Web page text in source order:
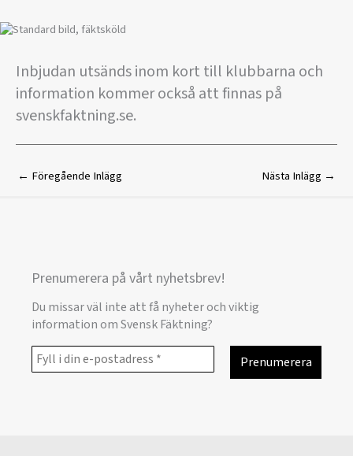
Inbjudan utsänds inom kort till klubbarna och
information kommer också att finnas på
svenskfaktning.se.
← Föregående Inlägg Nästa Inlägg →
Prenumerera på vårt nyhetsbrev!
Du missar väl inte att få nyheter och viktig
information om Svensk Fäktning?